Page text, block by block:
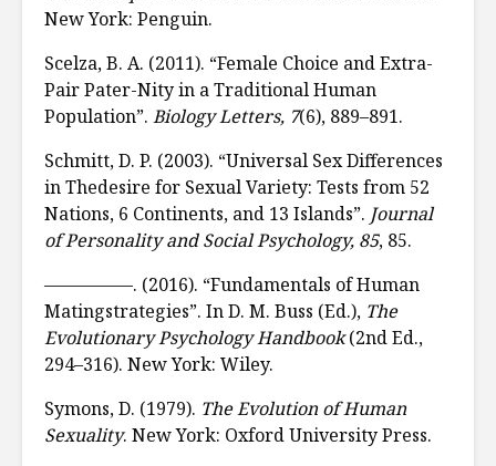
New York: Penguin.
Scelza, B. A. (2011). “Female Choice and Extra-
Pair Pater-Nity in a Traditional Human
Population”. Biology Letters, 7(6), 889–891.
Schmitt, D. P. (2003). “Universal Sex Differences
in Thedesire for Sexual Variety: Tests from 52
Nations, 6 Continents, and 13 Islands”. Journal
of Personality and Social Psychology, 85, 85.
—————. (2016). “Fundamentals of Human
Matingstrategies”. In D. M. Buss (Ed.), The
Evolutionary Psychology Handbook(2nd Ed.,
294–316). New York: Wiley.
Symons, D. (1979). The Evolution of Human
Sexuality. New York: Oxford University Press.